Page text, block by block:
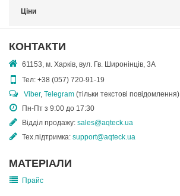
Ціни
КОНТАКТИ
61153, м. Харків, вул. Гв. Широнінців, 3А
Тел: +38 (057) 720-91-19
Viber, Telegram (тільки текстові повідомлення)
Пн-Пт з 9:00 до 17:30
Відділ продажу: sales@aqteck.ua
Тех.підтримка: support@aqteck.ua
МАТЕРІАЛИ
Прайс